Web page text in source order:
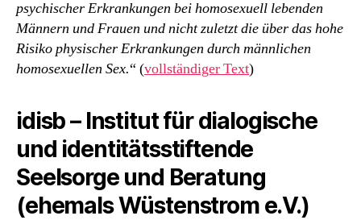
psychischer Erkrankungen bei homosexuell lebenden
Männern und Frauen und nicht zuletzt die über das hohe
Risiko physischer Erkrankungen durch männlichen
homosexuellen Sex.“ (vollständiger Text)
idisb – Institut für dialogische
und identitätsstiftende
Seelsorge und Beratung
(ehemals Wüstenstrom e.V.)